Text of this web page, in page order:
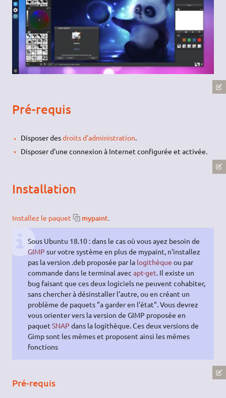
Pré-requis
Disposer desdroits d'administration.
Disposer d'une connexion à Internet configurée et activée.
Installation
Installez le paquet mypaint
Sous Ubuntu 18.10 : dans le cas où vous ayez besoin de
GIMP sur votre système en plus de mypaint, n'installez
pas la version .deb proposée par la logithèque ou par
commande dans le terminal avec apt-get . Il existe un
bug faisant que ces deux logiciels ne peuvent cohabiter,
sans chercher à désinstaller l'autre, ou en créant un
problème de paquets "a garder en l'état". Vous devrez
vous orienter vers la version de GIMP proposée en
paquet SNAP dans la logithèque. Ces deux versions de
Gimp sont les mêmes et proposent ainsi les mêmes
fonctions
Pré-requis